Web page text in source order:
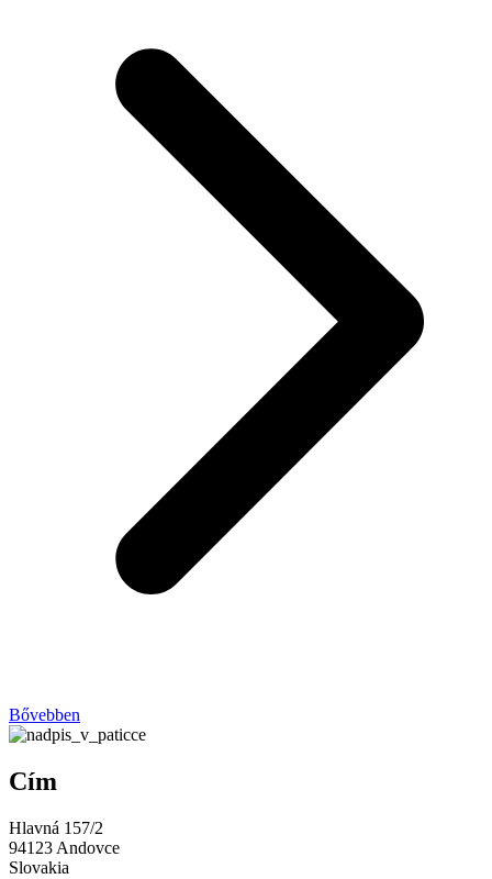
Bővebben
Cím
Hlavná 157/2
94123 Andovce
Slovakia